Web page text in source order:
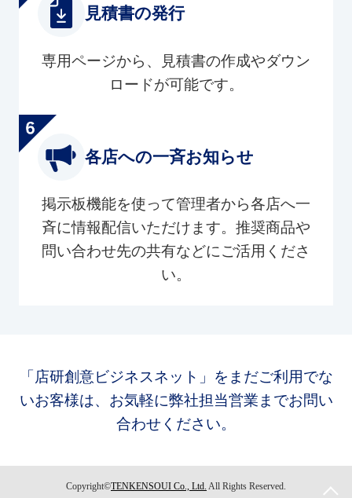
見積書の発行
専用ページから、見積書の作成やダウン
ロードが可能です。
各店への一斉お知らせ
掲示板機能を使って管理者から各店へ一
斉に情報配信いただけます。推奨商品や
問い合わせ先の共有などにご活用くださ
い。
「店研創意ビジネスネット」をまだご利用でな
いお客様は、お気軽に弊社担当営業までお問い
合わせください。
Copyright©TENKENSOUI Co., Ltd. All Rights Reserved.